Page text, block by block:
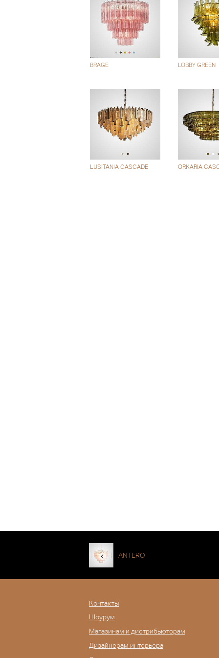
BRAGE LOBBY GREEN
LUSITANIA CASCADE ORKARIA
ANTERO
Контакты
Шоурум
Магазинам и дистрибьюторам
Дизайнерам интерьера